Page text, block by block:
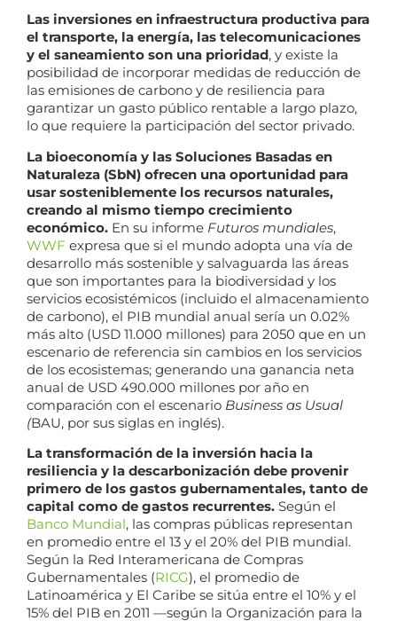
Las inversiones en infraestructura productiva para
el transporte, la energía, las telecomunicaciones
y el saneamiento son una prioridad, y existe la
posibilidad de incorporar medidas de reducción de
las emisiones de carbono y de resiliencia para
garantizar un gasto público rentable a largo plazo,
lo que requiere la participación del sector privado.
La bioeconomía y las Soluciones Basadas en
Naturaleza (SbN) ofrecen una oportunidad para
usar sosteniblemente los recursos naturales,
creando al mismo tiempo crecimiento
económico. En su informe Futuros mundiales,
WWF expresa que si el mundo adopta una vía de
desarrollo más sostenible y salvaguarda las áreas
que son importantes para la biodiversidad y los
servicios ecosistémicos (incluido el almacenamiento
de carbono), el PIB mundial anual sería un 0.02%
más alto (USD 11.000 millones) para 2050 que en un
escenario de referencia sin cambios en los servicios
de los ecosistemas; generando una ganancia neta
anual de USD 490.000 millones por año en
comparación con el escenario Business as Usual
(BAU, por sus siglas en inglés).
La transformación de la inversión hacia la
resiliencia y la descarbonización debe provenir
primero de los gastos gubernamentales, tanto de
capital como de gastos recurrentes. Según el
Banco Mundial, las compras públicas representan
en promedio entre el 13 y el 20% del PIB mundial.
Según la Red Interamericana de Compras
Gubernamentales (RICG), el promedio de
Latinoamérica y El Caribe se sitúa entre el 10% y el
15% del PIB en 2011 —según la Organización para la